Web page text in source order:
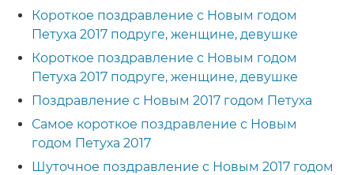
Короткое поздравление с Новым годом
Петуха 2017 подруге, женщине, девушке
Короткое поздравление с Новым годом
Петуха 2017 подруге, женщине, девушке
Поздравление с Новым 2017 годом Петуха
Самое короткое поздравление с Новым
годом Петуха 2017
Шуточное поздравление с Новым 2017 годом